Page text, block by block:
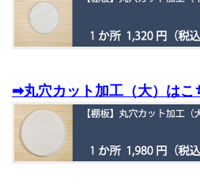
➡丸穴カット加工（大）はこ